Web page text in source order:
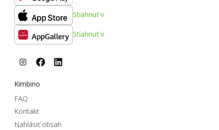
Stiahnuť v
Stiahnuť v
Kimbino
FAQ
Kontakt
Nahlásiť obsah